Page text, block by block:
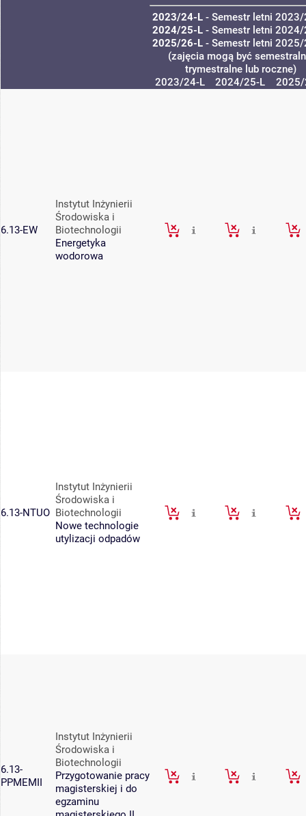
2023/24-L - Semestr letni
2024/25-L - Semestr letni
2025/26-L - Semestr letni
(zajęcia mogą być
trymestralne lub roczne)
2023/24-L
2024/25-L 2025/
6.13-EW
Instytut Inżynierii
Środowiska i
Biotechnologii
Energetyka
wodorowa
6.13-NTUO
Instytut Inżynierii
Środowiska i
Biotechnologii
Nowe technologie
utylizacji odpadów
6.13-
PPMEMII
Instytut Inżynierii
Środowiska i
Biotechnologii
Przygotowanie pracy
magisterskiej i do
egzaminu